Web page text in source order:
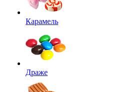
Карамель
Драже